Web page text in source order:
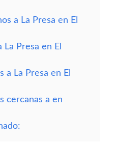
a La Presa en El
La Presa en El
a La Presa en El
cercanas a en